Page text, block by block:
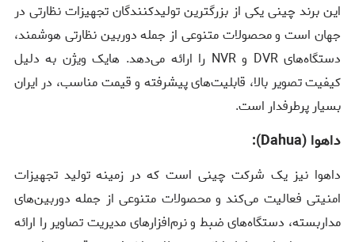
این برند چینی یکی از بزرگترین تولیدکنندگان تجهیزات نظارتی در
جهان است و محصولات متنوعی از جمله دوربین‌ نظارتی هوشمند،
دستگاه‌هایDVR وNVR را ارائه می‌دهد. هایک ویژن به دلیل
کیفیت تصویر بالا، قابلیت‌های پیشرفته و قیمت مناسب، در ایران
بسیار پرطرفدار است.
داهوا (Dahua
):
داهوا نیز یک شرکت چینی است که در زمینه تولید تجهیزات
امنیتی فعالیت می‌کند و محصولات متنوعی از جمله دوربین‌های
مداربسته، دستگاه‌های ضبط و نرم‌افزارهای مدیریت تصاویر را ارائه